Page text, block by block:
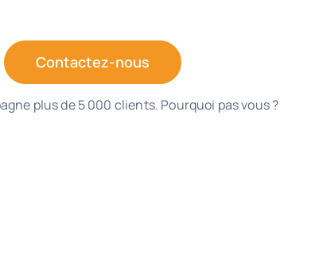
Contactez-nous
plus de 5 000 clients. Pourquoi pas vous ?